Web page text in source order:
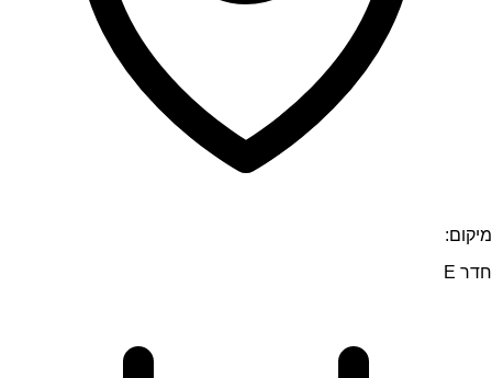
מיקום:
חדר E